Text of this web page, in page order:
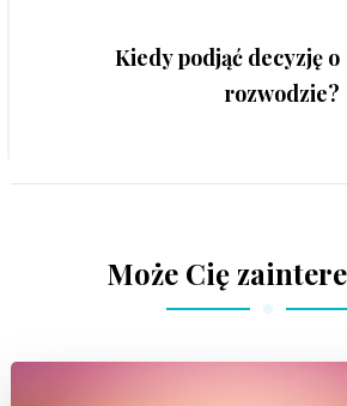
Kiedy podjąć decyzję o
rozwodzie?
Może Cię